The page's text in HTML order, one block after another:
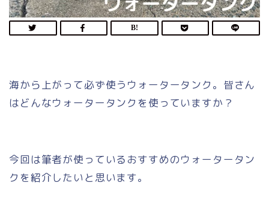
海から上がって必ず使うウォータータンク。皆さん
はどんなウォータータンクを使っていますか？
今回は筆者が使っているおすすめのウォータータン
クを紹介したいと思います。